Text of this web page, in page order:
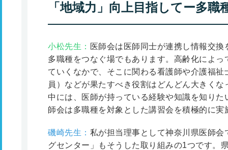
「地域力」向上目指してー多職
小松先生： 医師会は医師同士が連携し情報交
多職種をつなぐ場でもあります。高齢化によ
ていくなかで、そこに関わる看護師や介護福
員）などが果たすべき役割はどんどん大きく
中には、医師が持っている経験や知識を知り
師会は多職種を対象とした講習会を積極的に実
磯崎先生： 私が担当理事として神奈川県医師
グセンター」もそうした取り組みの1つです。